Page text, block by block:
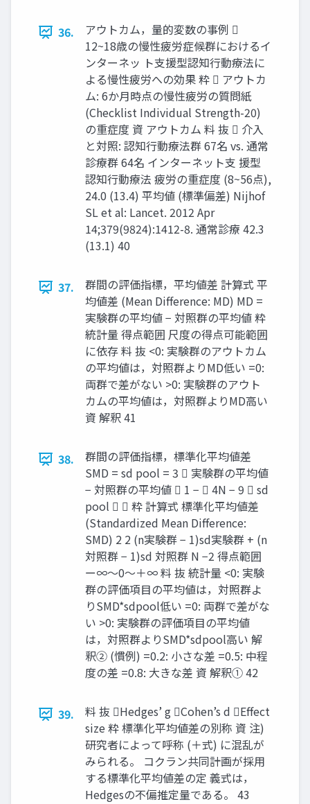
36.
アウトカム，量的変数の事例 
12~18歳の慢性疲労症候群におけるイ
ンターネッ ト⽀援型認知⾏動療法に
よる慢性疲労への効果 粋  アウトカ
ム: 6か月時点の慢性疲労の質問紙
(Checklist Individual Strength-20)
の重症度 資 アウトカム 料 抜  介⼊
と対照: 認知⾏動療法群 67名 vs. 通常
診療群 64名 インターネット支 援型
認知⾏動療法 疲労の重症度 (8~56点),
24.0 (13.4) 平均値 (標準偏差) Nijhof
SL et al: Lancet. 2012 Apr
14;379(9824):1412-8. 通常診療 42.3
(13.1) 40
37.
群間の評価指標，平均値差 計算式 平
均値差 (Mean Difference: MD) MD =
実験群の平均値 − 対照群の平均値 粋
統計量 得点範囲 尺度の得点可能範囲
に依存 料 抜 <0: 実験群のアウトカム
の平均値は，対照群よりMD低い =0:
両群で差がない >0: 実験群のアウト
カムの平均値は，対照群よりMD高い
資 解釈 41
38.
群間の評価指標，標準化平均値差
SMD = sd pool = 3  実験群の平均値
− 対照群の平均値  1 −  4N − 9  sd
pool   粋 計算式 標準化平均値差
(Standardized Mean Difference:
SMD) 2 2 (n実験群 − 1)sd実験群 + (n
対照群 − 1)sd 対照群 N −2 得点範囲
ー∞〜0〜＋∞ 料 抜 統計量 <0: 実験
群の評価項目の平均値は，対照群よ
りSMD*sdpool低い =0: 両群で差がな
い >0: 実験群の評価項目の平均値
は，対照群よりSMD*sdpool高い 解
釈② (慣例) =0.2: 小さな差 =0.5: 中程
度の差 =0.8: 大きな差 資 解釈① 42
39.
料 抜 Hedges’ g Cohen’s d Effect
size 粋 標準化平均値差の別称 資 注)
研究者によって呼称 (＋式) に混乱が
みられる。 コクラン共同計画が採⽤
する標準化平均値差の定 義式は，
Hedgesの不偏推定量である。 43